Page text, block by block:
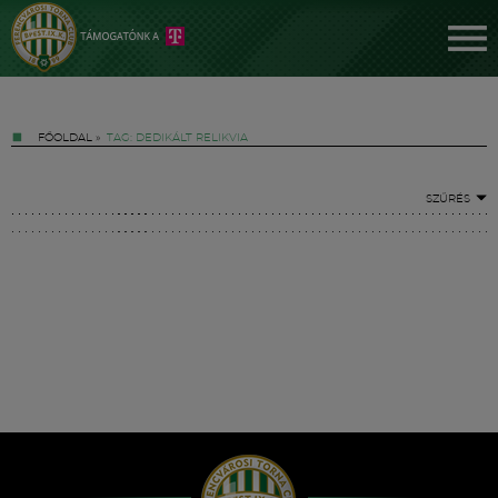
FŐOLDAL » TAG: DEDIKÁLT RELIKVIA
SZŰRÉS
Hírek